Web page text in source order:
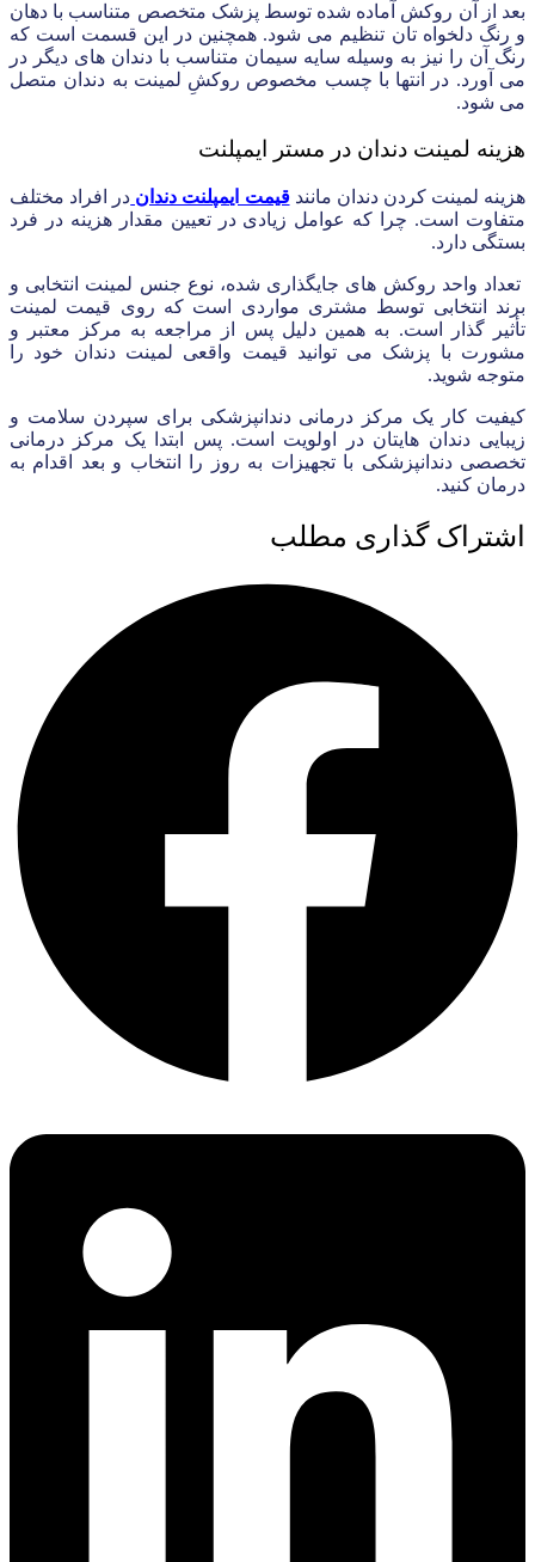
بعد از آن روکش آماده شده توسط پزشک متخصص متناسب با دهان
و رنگ دلخواه تان تنظیم می شود. همچنین در این قسمت است که
رنگ آن را نیز به وسیله سایه سیمان متناسب با دندان های دیگر در
می آورد. در انتها با چسب مخصوص روکشِ لمینت به دندان متصل
می شود.
هزینه لمینت دندان در مستر ایمپلنت
هزینه لمینت کردن دندان مانندقیمت ایمپلنت دندان در افراد مختلف
متفاوت است. چرا که عوامل زیادی در تعیین مقدار هزینه در فرد
بستگی دارد.
تعداد واحد روکش های جایگذاری شده، نوع جنس لمینت انتخابی و
برند انتخابی توسط مشتری مواردی است که روی قیمت لمینت
تأثیر گذار است. به همین دلیل پس از مراجعه به مرکز معتبر و
مشورت با پزشک می توانید قیمت واقعی لمینت دندان خود را
متوجه شوید.
کیفیت کار یک مرکز درمانی دندانپزشکی برای سپردن سلامت و
زیبایی دندان هایتان در اولویت است. پس ابتدا یک مرکز درمانی
تخصصی دندانپزشکی با تجهیزات به روز را انتخاب و بعد اقدام به
درمان کنید.
اشتراک گذاری مطلب